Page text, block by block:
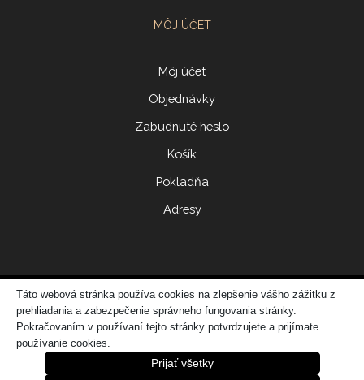
MÔJ ÚČET
Môj účet
Objednávky
Zabudnuté heslo
Košík
Pokladňa
Adresy
© 2017 ERIDONNA
Zo
vytvorila spoločnosť DATATIME – web dizajn, grafika, IT riešenia
Táto webová stránka používa cookies na zlepšenie vášho zážitku z
prehliadania a zabezpečenie správneho fungovania stránky.
Pokračovaním v používaní tejto stránky potvrdzujete a prijímate
používanie cookies.
Prijať všetky